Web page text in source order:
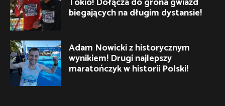
biegających na długim dystansie!
Adam Nowicki z historycznym
wynikiem! Drugi najlepszy
maratończyk w historii Polski!